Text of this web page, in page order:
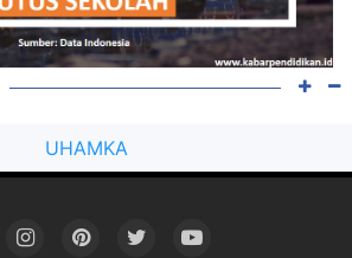
UHAMKA